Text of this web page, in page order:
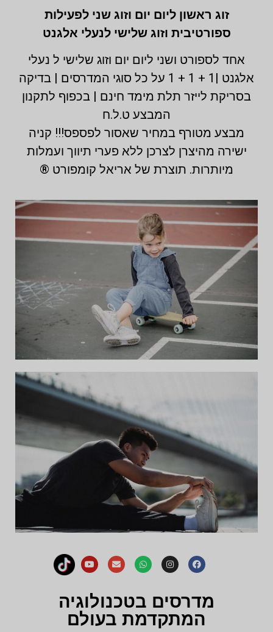
זוג ראשון ליום יום וזוג שני לפעילות
ספורטיבית וזוג שלישי לנעלי אלגנט
אחד לספורט ושני ליום יום וזוג שלישי ל נעלי
אלגנט |1 + 1 + 1 על כל סוגי המדרסים | בדיקה
בסריקת לייזר תלת מימד חינם | בכפוף לתקנון
המבצע ט.ל.ח
מבצע מטורף במחיר שאסור לפספס!!! קניה
ישירה מהיצרן לצרכן ללא פערי תיווך ועמלות
מיותרות. תוצרת של אריאל קומפורט ®
מדרסים בטכנולוגיה
המתקדמת בעולם